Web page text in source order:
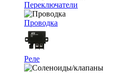
Переключатели
Проводка
Реле